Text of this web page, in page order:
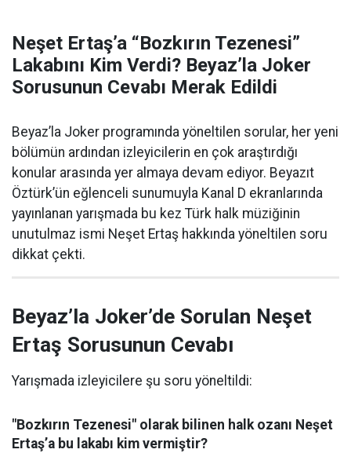
Neşet Ertaş’a “Bozkırın Tezenesi”
Lakabını Kim Verdi? Beyaz’la Joker
Sorusunun Cevabı Merak Edildi
Beyaz’la Joker programında yöneltilen sorular, her yeni
bölümün ardından izleyicilerin en çok araştırdığı
konular arasında yer almaya devam ediyor. Beyazıt
Öztürk’ün eğlenceli sunumuyla Kanal D ekranlarında
yayınlanan yarışmada bu kez Türk halk müziğinin
unutulmaz ismi Neşet Ertaş hakkında yöneltilen soru
dikkat çekti.
Beyaz’la Joker’de Sorulan Neşet
Ertaş Sorusunun Cevabı
Yarışmada izleyicilere şu soru yöneltildi:
"Bozkırın Tezenesi" olarak bilinen halk ozanı Neşet
Ertaş’a bu lakabı kim vermiştir?